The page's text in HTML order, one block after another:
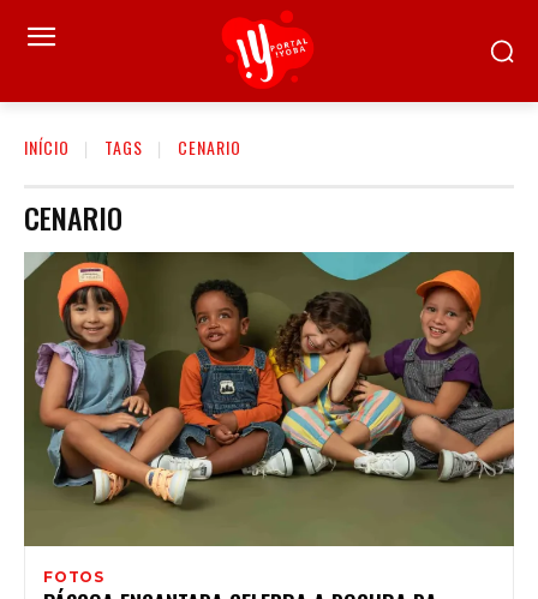
INÍCIO TAGS CENARIO
CENARIO
FOTOS